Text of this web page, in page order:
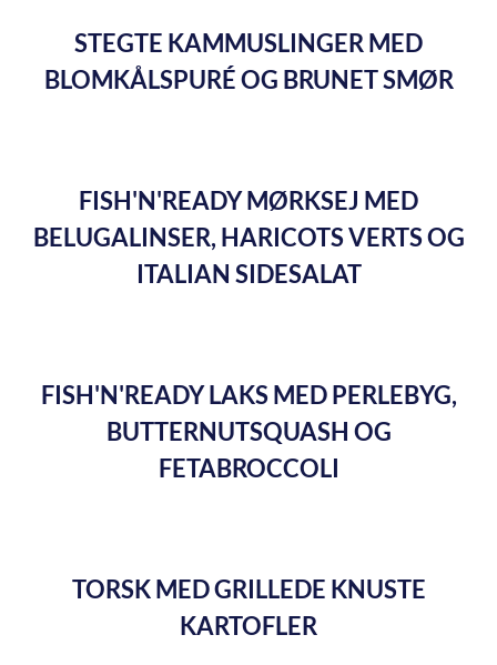
STEGTE KAMMUSLINGER MED
BLOMKÅLSPURÉ OG BRUNET SMØR
FISH'N'READY MØRKSEJ MED
BELUGALINSER, HARICOTS VERTS OG
ITALIAN SIDESALAT
FISH'N'READY LAKS MED PERLEBYG,
BUTTERNUTSQUASH OG
FETABROCCOLI
TORSK MED GRILLEDE KNUSTE
KARTOFLER